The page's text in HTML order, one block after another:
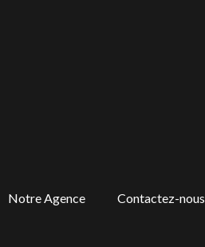
Notre Agence Contactez-nous